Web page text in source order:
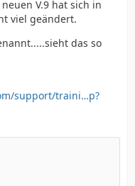
V.9 hat sich in
viel geändert.
das so
support/traini…p?